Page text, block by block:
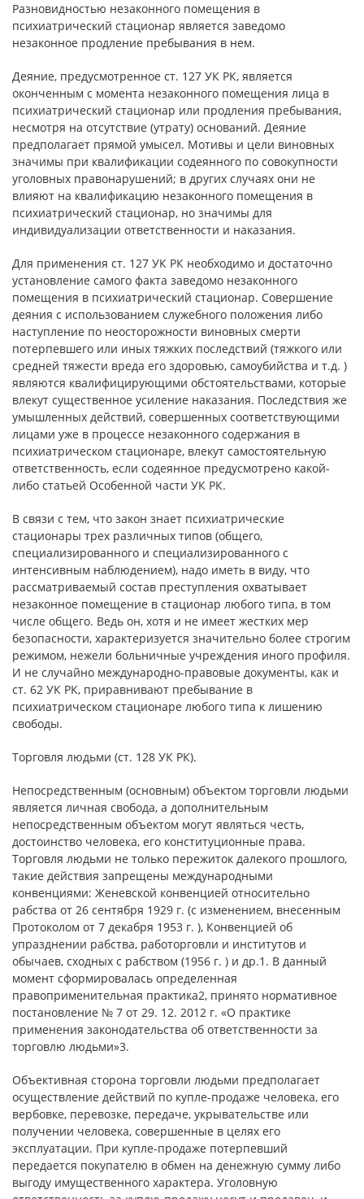
Разновидностью незаконного помещения в
психиатрический стационар является заведомо
незаконное продление пребывания в нем.
Деяние, предусмотренное ст. 127 УК РК, является
оконченным с момента незаконного помещения лица в
психиатрический стационар или продления пребывания,
несмотря на отсутствие (утрату) оснований. Деяние
предполагает прямой умысел. Мотивы и цели виновных
значимы при квалификации содеянного по совокупности
уголовных правонарушений; в других случаях они не
влияют на квалификацию незаконного помещения в
психиатрический стационар, но значимы для
индивидуализации ответственности и наказания.
Для применения ст. 127 УК РК необходимо и достаточно
установление самого факта заведомо незаконного
помещения в психиатрический стационар. Совершение
деяния с использованием служебного положения либо
наступление по неосторожности виновных смерти
потерпевшего или иных тяжких последствий (тяжкого или
средней тяжести вреда его здоровью, самоубийства и т.д. )
являются квалифицирующими обстоятельствами, которые
влекут существенное усиление наказания. Последствия же
умышленных действий, совершенных соответствующими
лицами уже в процессе незаконного содержания в
психиатрическом стационаре, влекут самостоятельную
ответственность, если содеянное предусмотрено какой-
либо статьей Особенной части УК РК.
В связи с тем, что закон знает психиатрические
стационары трех различных типов (общего,
специализированного и специализированного с
интенсивным наблюдением), надо иметь в виду, что
рассматриваемый состав преступления охватывает
незаконное помещение в стационар любого типа, в том
числе общего. Ведь он, хотя и не имеет жестких мер
безопасности, характеризуется значительно более строгим
режимом, нежели больничные учреждения иного профиля.
И не случайно международно-правовые документы, как и
ст. 62 УК РК, приравнивают пребывание в
психиатрическом стационаре любого типа к лишению
свободы.
Торговля людьми (ст. 128 УК РК).
Непосредственным (основным) объектом торговли людьми
является личная свобода, а дополнительным
непосредственным объектом могут являться честь,
достоинство человека, его конституционные права.
Торговля людьми не только пережиток далекого прошлого,
такие действия запрещены международными
конвенциями: Женевской конвенцией относительно
рабства от 26 сентября 1929 г. (с изменением, внесенным
Протоколом от 7 декабря 1953 г. ), Конвенцией об
упразднении рабства, работорговли и институтов и
обычаев, сходных с рабством (1956 г. ) и др.1. В данный
момент сформировалась определенная
правоприменительная практика2, принято нормативное
постановление № 7 от 29. 12. 2012 г. «О практике
применения законодательства об ответственности за
торговлю людьми»3.
Объективная сторона торговли людьми предполагает
осуществление действий по купле-продаже человека, его
вербовке, перевозке, передаче, укрывательстве или
получении человека, совершенные в целях его
эксплуатации. При купле-продаже потерпевший
передается покупателю в обмен на денежную сумму либо
выгоду имущественного характера. Уголовную